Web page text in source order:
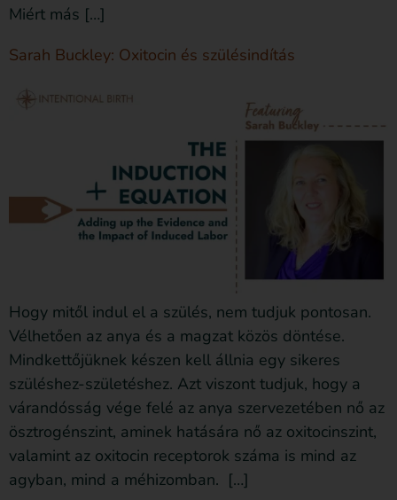
Miért más […]
Sarah Buckley: Oxitocin és szülésindítás
Hogy mitől indul el a szülés, nem tudjuk pontosan.
Vélhetően az anya és a magzat közös döntése.
Mindkettőjüknek készen kell állnia egy sikeres
szüléshez-születéshez. Azt viszont tudjuk, hogy a
várandósság vége felé az anya szervezetében nő az
ösztrogénszint, aminek hatására nő az oxitocinszint,
valamint az oxitocin receptorok száma is mind az
agyban, mind a méhizomban. […]